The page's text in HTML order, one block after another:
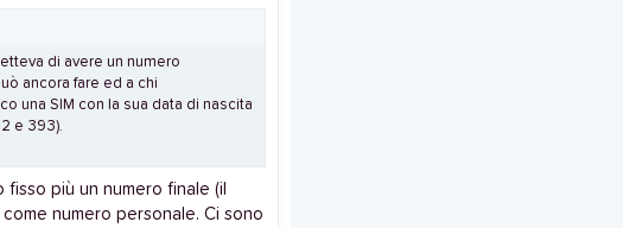
di avere un numero
ancora fare ed a chi
una SIM con la sua data di nascita
e 393).
più un numero finale (il
numero personale. Ci sono